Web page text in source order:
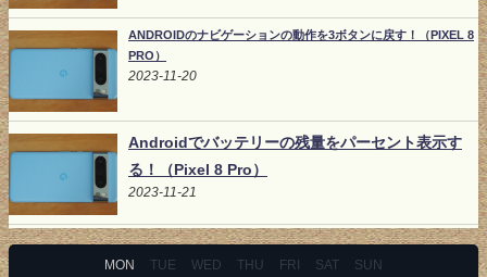
ANDROIDのナビゲーションの動作を3ボタンに戻す！（PIXEL 8
PRO）
2023-11-20
Androidでバッテリーの残量をパーセント表示す
る！（Pixel 8 Pro）
2023-11-21
MON TUE WED THU FRI SAT SUN